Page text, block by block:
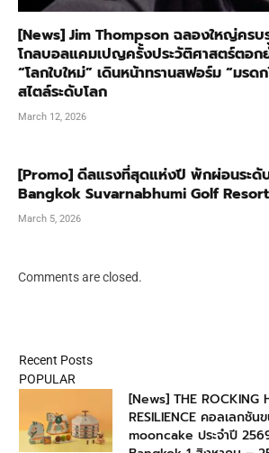
[News] Jim Thompson ฉลองใหญ่ครบ
โกลบอลแคมเปญครั้งประวัติศาสตร์ตอกย้
“โลกใบใหม่” เดินหน้าทรานสฟอร์ม “มรด
สไตล์ระดับโลก
March 12, 2026
[Promo] ดีลแรงที่สุดแห่งปี พักผ่อนระดั
Bangkok Suvarnabhumi Golf
March 5, 2026
Comments are closed.
Recent Posts
POPULAR
[News] THE ROCKING
RESILIENCE คอลเลกชัน
mooncake ประจำปี